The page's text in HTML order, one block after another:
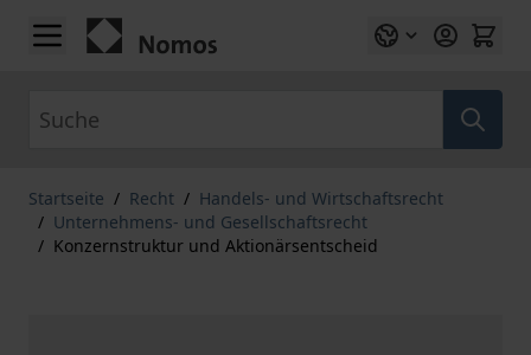
Zum Inhalt springen
Startseite / Recht / Handels- und Wirtschaftsrecht
/ Unternehmens- und Gesellschaftsrecht
/ Konzernstruktur und Aktionärsentscheid